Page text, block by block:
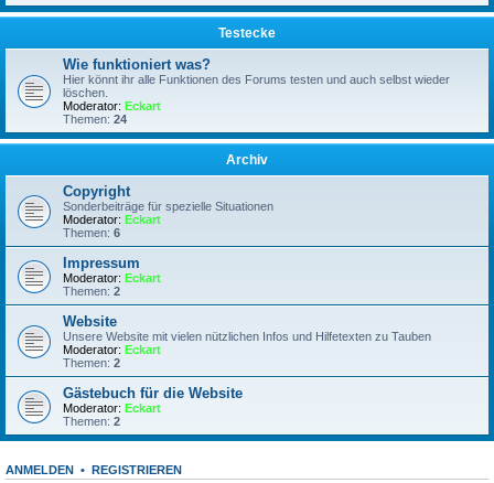
Testecke
Wie funktioniert was?
Hier könnt ihr alle Funktionen des Forums testen und auch selbst wieder
löschen.
Moderator: Eckart
Themen: 24
Archiv
Copyright
Sonderbeiträge für spezielle Situationen
Moderator: Eckart
Themen: 6
Impressum
Moderator: Eckart
Themen: 2
Website
Unsere Website mit vielen nützlichen Infos und Hilfetexten zu Tauben
Moderator: Eckart
Themen: 2
Gästebuch für die Website
Moderator: Eckart
Themen: 2
ANMELDEN • REGISTRIEREN